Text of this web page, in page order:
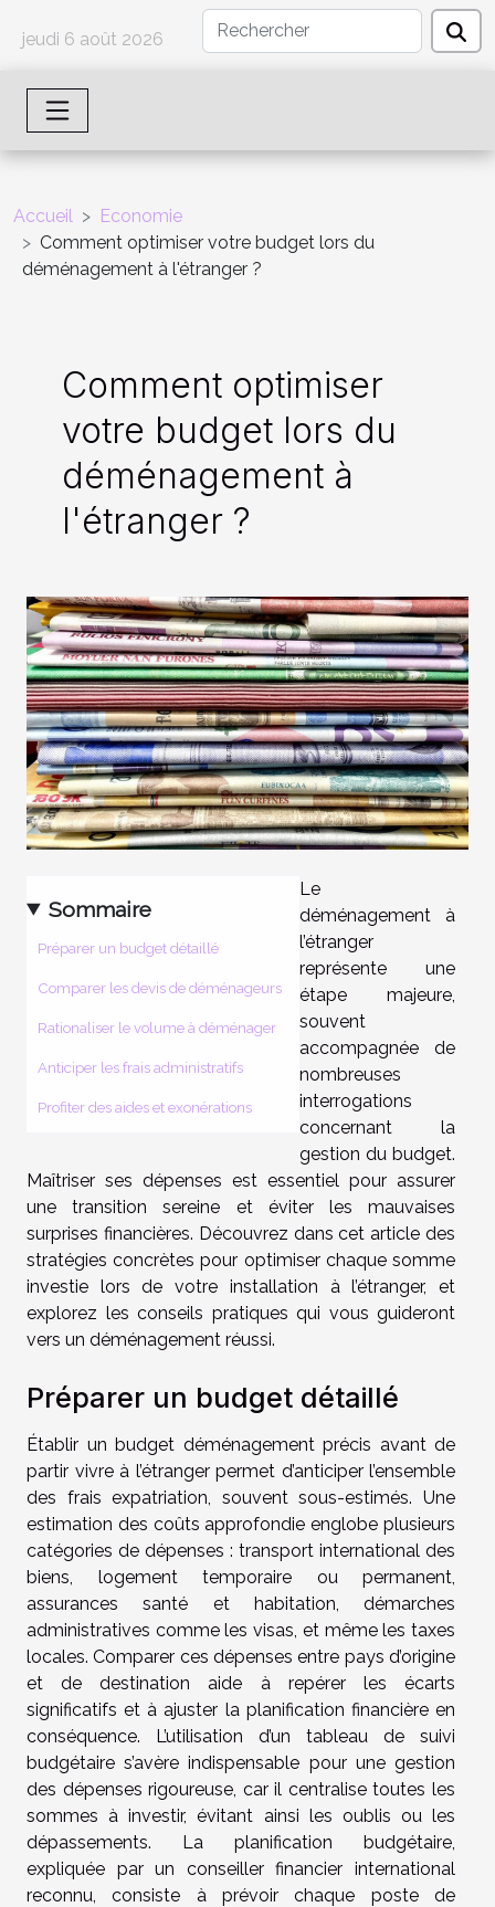
jeudi 6 août 2026
Accueil
Economie
Comment optimiser votre budget lors du
déménagement à l'étranger ?
Comment optimiser
votre budget lors du
déménagement à
l'étranger ?
Sommaire
Préparer un budget détaillé
Comparer les devis de déménageurs
Rationaliser le volume à déménager
Anticiper les frais administratifs
Profiter des aides et exonérations
Le
déménagement à
l’étranger
représente une
étape majeure,
souvent
accompagnée de
nombreuses
interrogations
concernant la
gestion du budget.
Maîtriser ses dépenses est essentiel pour assurer
une transition sereine et éviter les mauvaises
surprises financières. Découvrez dans cet article des
stratégies concrètes pour optimiser chaque somme
investie lors de votre installation à l’étranger, et
explorez les conseils pratiques qui vous guideront
vers un déménagement réussi.
Préparer un budget détaillé
Établir un budget déménagement précis avant de
partir vivre à l’étranger permet d’anticiper l’ensemble
des frais expatriation, souvent sous-estimés. Une
estimation des coûts approfondie englobe plusieurs
catégories de dépenses : transport international des
biens, logement temporaire ou permanent,
assurances santé et habitation, démarches
administratives comme les visas, et même les taxes
locales. Comparer ces dépenses entre pays d’origine
et de destination aide à repérer les écarts
significatifs et à ajuster la planification financière en
conséquence. L’utilisation d’un tableau de suivi
budgétaire s’avère indispensable pour une gestion
des dépenses rigoureuse, car il centralise toutes les
sommes à investir, évitant ainsi les oublis ou les
dépassements. La planification budgétaire,
expliquée par un conseiller financier international
reconnu, consiste à prévoir chaque poste de